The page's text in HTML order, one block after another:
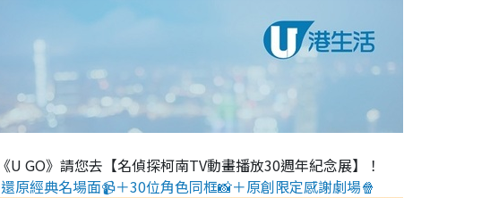
《U GO》請您去【名偵探柯南TV動畫播放30週年紀念展】！
還原經典名場面📹＋30位角色同框📸＋原創限定感謝劇場🍿